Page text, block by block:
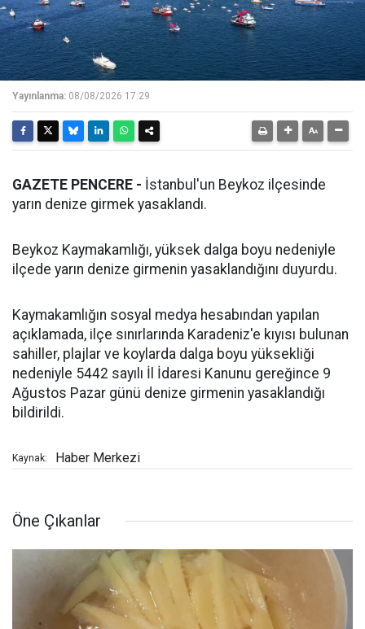
Yayınlanma: 08/08/2026 17:29
GAZETE PENCERE - İstanbul'un Beykoz ilçesinde
yarın denize girmek yasaklandı.
Beykoz Kaymakamlığı, yüksek dalga boyu nedeniyle
ilçede yarın denize girmenin yasaklandığını duyurdu.
Kaymakamlığın sosyal medya hesabından yapılan
açıklamada, ilçe sınırlarında Karadeniz'e kıyısı bulunan
sahiller, plajlar ve koylarda dalga boyu yüksekliği
nedeniyle 5442 sayılı İl İdaresi Kanunu gereğince 9
Ağustos Pazar günü denize girmenin yasaklandığı
bildirildi.
Kaynak: Haber Merkezi
Öne Çıkanlar